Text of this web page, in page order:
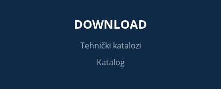
DOWNLOAD
Tehnički katalozi
Katalog